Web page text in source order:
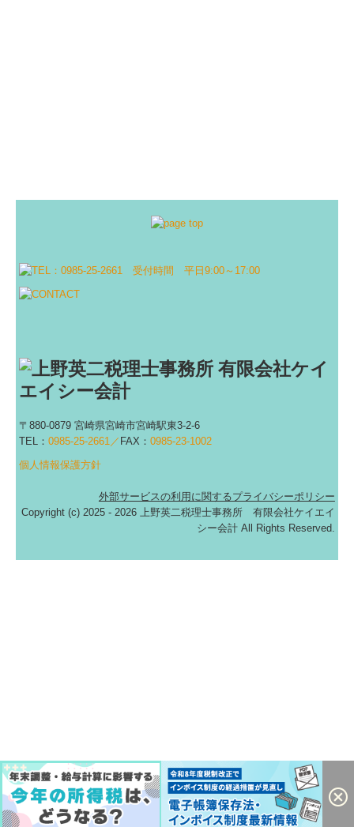
〒880-0879 宮崎県宮崎市宮崎駅東3-2-6
TEL：0985-25-2661／ FAX：0985-23-1002
個人情報保護方針
外部サービスの利用に関するプライバシーポリシー
Copyright (c) 2025 - 2026 上野英二税理士事務所 有限会社ケイエイ
シー会計 All Rights Reserved.